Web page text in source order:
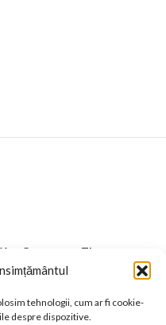
tehnologii, cum ar fi cookie-
despre dispozitive.
Themes